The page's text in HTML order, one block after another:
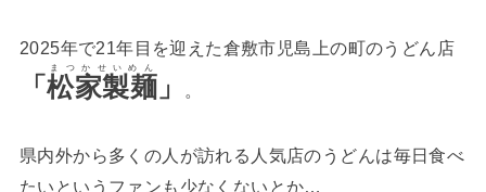
2025年で21年目を迎えた倉敷市児島上の町のうどん店
「松家製麺
まつかせいめん
」 。
県内外から多くの人が訪れる人気店のうどんは毎日食べ
たいというファンも少なくないとか…